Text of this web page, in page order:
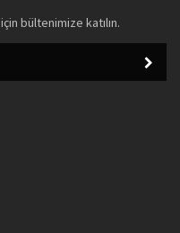
bültenimize katılın.